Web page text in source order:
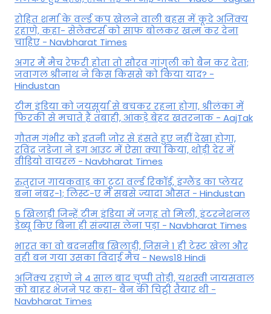
रोहित शर्मा के वर्ल्ड कप खेलने वाली बहस में कूदे अजिंक्य
रहाणे, कहा- सेलेक्टर्स को साफ बोलकर खत्म कर देना
चाहिए - Navbharat Times
अगर मैं मैच रेफरी होता तो सौरव गांगुली को बैन कर देता;
जवागल श्रीनाथ ने किस किससे को किया याद? -
Hindustan
टीम इंडिया को जयसूर्या से बचकर रहना होगा, श्रीलंका में
फिरकी से मचाते हैं तबाही, आंकड़े बेहद खतरनाक - AajTak
गौतम गंभीर को इतनी जोर से हंसते हुए नहीं देखा होगा,
रविंद्र जडेजा ने डग आउट में ऐसा क्या किया, थोड़ी देर में
वीडियो वायरल - Navbharat Times
रुतुराज गायकवाड़ का टूटा वर्ल्ड रिकॉर्ड, इंग्लैंड का प्लेयर
बना नंबर-1; लिस्ट-ए में सबसे ज्यादा औसत - Hindustan
5 खिलाड़ी जिन्हें टीम इंडिया में जगह तो मिली, इंटरनेशनल
डेब्यू किए बिना ही संन्यास लेना पड़ा - Navbharat Times
भारत का वो बदनसीब खिलाड़ी, जिसने 1 ही टेस्ट खेला और
वही बन गया उसका विदाई मैच - News18 Hindi
अजिंक्य रहाणे ने 4 साल बाद चुप्पी तोड़ी, यशस्वी जायसवाल
को बाहर भेजने पर कहा- बैन की चिट्ठी तैयार थी -
Navbharat Times